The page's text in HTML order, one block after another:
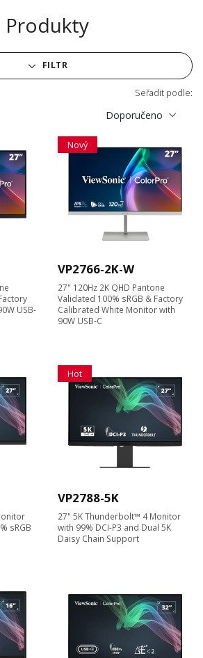
Produkty
FILTR
Seřadit podle:
Doporučeno
USB-
Nový
VP2766-2K-W
27" 120Hz 2K QHD Pantone
Validated 100% sRGB & Factory
Calibrated White Monitor with
90W USB-C
sRGB
Hot
VP2788-5K
27" 5K Thunderbolt™ 4 Monitor
with 99% DCI-P3 and Dual 5K
Daisy Chain Support